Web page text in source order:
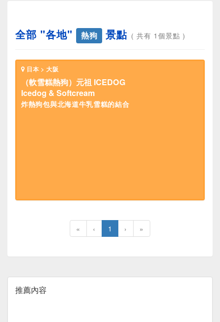
全部 "各地" 熱狗 景點 ( 共有 1個景點 )
日本 > 大阪
（軟雪糕熱狗）元祖 ICEDOG
Icedog & Softcream
炸熱狗包與北海道牛乳雪糕的結合
« ‹ 1 › »
推薦內容